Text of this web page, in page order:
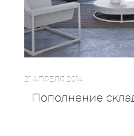
21 АПРЕЛЯ 2014
Пополнение